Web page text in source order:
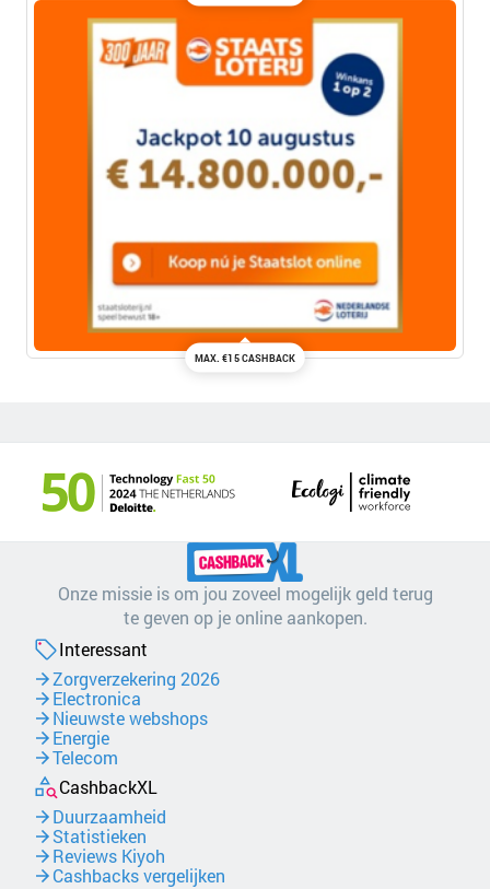
MAX. €15 CASHBACK
Onze missie is om jou zoveel mogelijk geld terug
te geven op je online aankopen.
Interessant
Zorgverzekering 2026
Electronica
Nieuwste webshops
Energie
Telecom
CashbackXL
Duurzaamheid
Statistieken
Reviews Kiyoh
Cashbacks vergelijken